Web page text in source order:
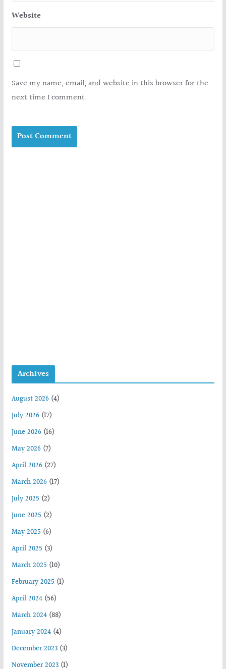
Website
Save my name, email, and website in this browser for the
next time I comment.
Archives
August 2026(4)
July 2026(17)
June 2026(16)
May 2026(7)
April 2026(27)
March 2026(17)
July 2025 (2)
June 2025 (2)
May 2025 (6)
April 2025 (3)
March 2025 (10)
February 2025 (1)
April 2024(56)
March 2024(88)
January 2024(4)
December 2023(3)
November 2023(1)